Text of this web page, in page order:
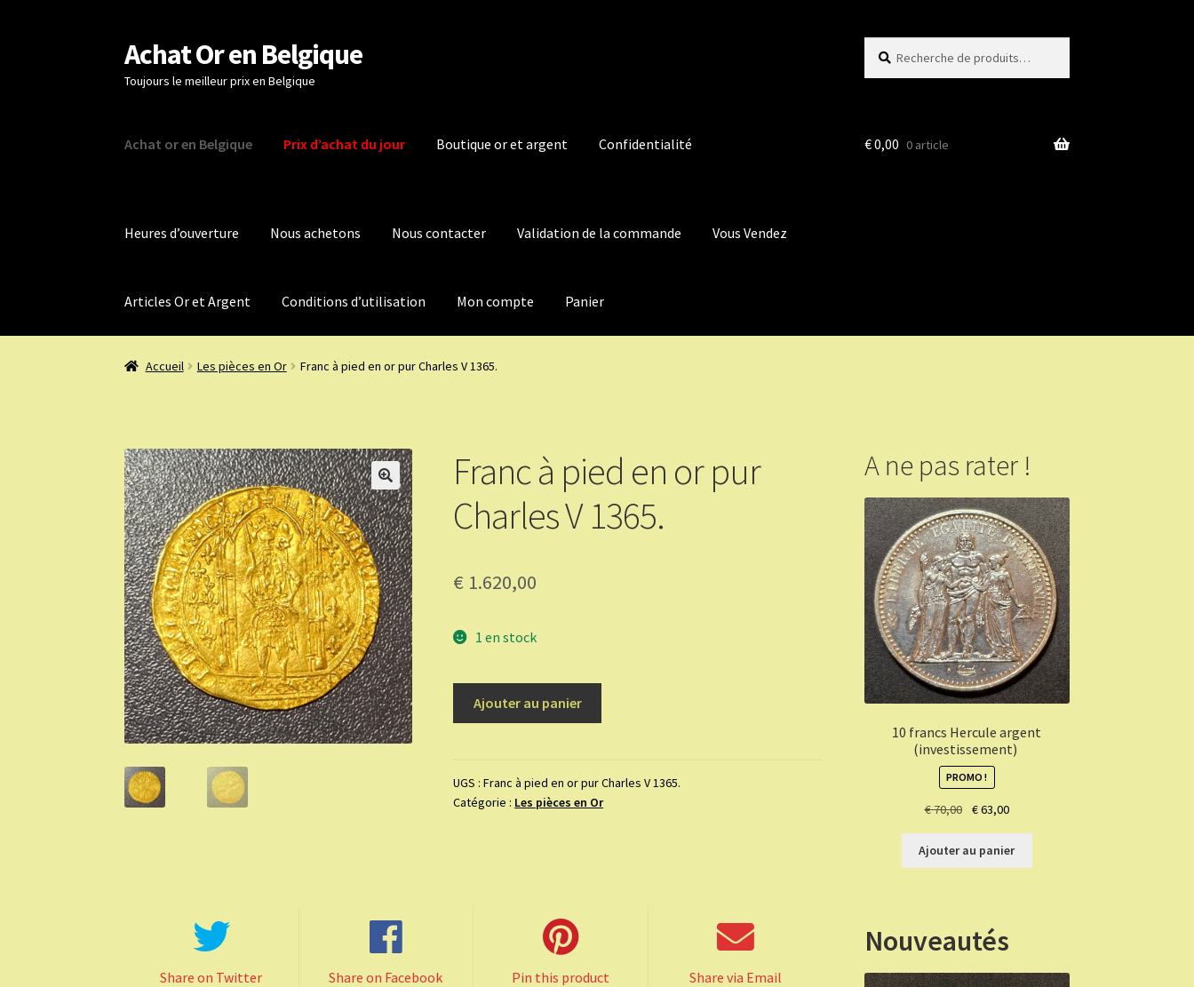
Aller
à
la
Aller
au
contenu
Achat Or en Belgique
Toujours le meilleur prix en Belgique
pour :
Achat or en Belgique Prix d’achat du jour Boutique or et argent Confidentialité
Heures d’ouverture Nous achetons Nous contacter Validation de la commande Vous Vendez
Articles Or et Argent Conditions d’utilisation Mon compte Panier
€0,00 0 article
Accueil Les pièces en Or Franc à pied en or pur Charles V 1365.
Franc à pied en or pur
Charles V 1365.
€ 1.620,00
1 en stock
pied
en
Ajouter au panier
UGS :Franc à pied en or pur Charles V 1365.
Catégorie : Les pièces en Or
Share on Twitter Share on Facebook Pin this product Share via Email
A ne pas rater !
10 francs Hercule argent
(investissement)
PROMO !
€70,00
Le
initial
était :
€63,00Le
actuel
est :
Ajouter au panier
Nouveautés